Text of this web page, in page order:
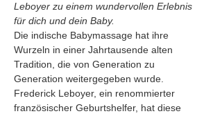
Leboyer zu einem wundervollen Erlebnis
für dich und dein Baby.
Die indische Babymassage hat ihre
Wurzeln in einer Jahrtausende alten
Tradition, die von Generation zu
Generation weitergegeben wurde.
Frederick Leboyer, ein renommierter
französischer Geburtshelfer, hat diese